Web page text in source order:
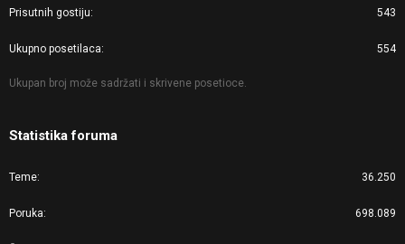
Prisutnih gostiju 543
Ukupno posetilaca 554
Ukupan broj može sadržati i skrivene posetioce.
Statistika foruma
Teme 36.250
Poruka 698.089